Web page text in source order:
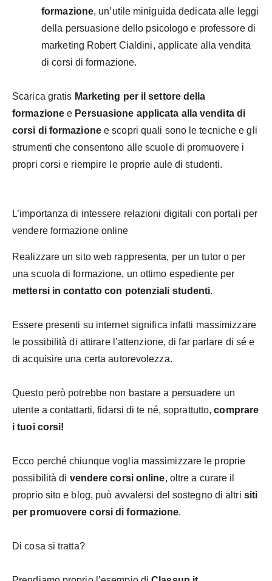
formazione, un’utile miniguida dedicata alle leggi
della persuasione dello psicologo e professore di
marketing Robert Cialdini, applicate alla vendita
di corsi di formazione.
Scarica gratis Marketing per il settore della
formazione e Persuasione applicata alla vendita di
corsi di formazionee scopri quali sono le tecniche e gli
strumenti che consentono alle scuole di promuovere i
propri corsi e riempire le proprie aule di studenti.
L’importanza di intessere relazioni digitali con portali per
vendere formazione online
Realizzare un sito web rappresenta, per un tutor o per
una scuola di formazione, un ottimo espediente per
mettersi in contatto con potenziali studenti.
Essere presenti su internet significa infatti massimizzare
le possibilità di attirare l’attenzione, di far parlare di sé e
di acquisire una certa autorevolezza.
Questo però potrebbe non bastare a persuadere un
utente a contattarti, fidarsi di te né, soprattutto,comprare
i tuoi corsi!
Ecco perché chiunque voglia massimizzare le proprie
possibilità di vendere corsi online, oltre a curare il
proprio sito e blog, può avvalersi del sostegno di altri siti
per promuovere corsi di formazione.
Di cosa si tratta?